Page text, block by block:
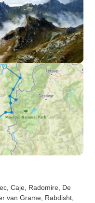
, Caje , Radomire , De
van Grame , Rabdisht